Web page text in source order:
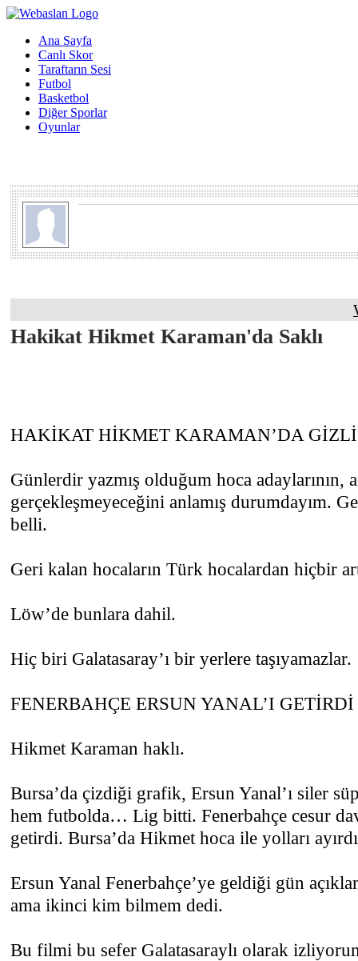
Ana Sayfa
Canlı Skor
Taraftarın Sesi
Futbol
Basketbol
Diğer Sporlar
Oyunlar
Hakikat Hikmet Karaman'da Saklı
HAKİKAT HİKMET KARAMAN’DA GİZLİ
Günlerdir yazmış olduğum hoca adaylarının,
gerçekleşmeyeceğini anlamış durumdayım.
belli.
Geri kalan hocaların Türk hocalardan hiçbir
Löw’de bunlara dahil.
Hiç biri Galatasaray’ı bir yerlere taşıyamazlar.
FENERBAHÇE ERSUN YANAL’I
Hikmet Karaman haklı.
Bursa’da çizdiği grafik, Ersun Yanal’ı siler
hem futbolda… Lig bitti. Fenerbahçe cesur
getirdi. Bursa’da Hikmet hoca ile yolları
Ersun Yanal Fenerbahçe’ye geldiği gün
ama ikinci kim bilmem dedi.
Bu filmi bu sefer Galatasaraylı olarak